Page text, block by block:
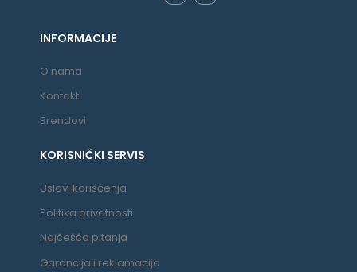
INFORMACIJE
O nama
Kontakt
Brendovi
KORISNIČKI SERVIS
Uslovi korišćenja
Politika privatnosti
Najčešća pitanja
Garancija i reklamacija